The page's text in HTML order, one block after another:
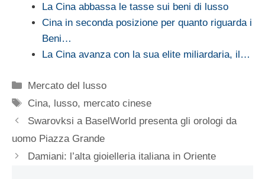
La Cina abbassa le tasse sui beni di lusso
Cina in seconda posizione per quanto riguarda i
Beni…
La Cina avanza con la sua elite miliardaria, il…
Categorie
Mercato del lusso
Tag
Cina, lusso, mercato cinese
Swarovksi a BaselWorld presenta gli orologi da
uomo Piazza Grande
Damiani: l’alta gioielleria italiana in Oriente